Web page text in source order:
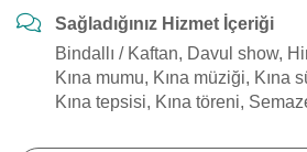
Sağladığınız Hizmet İçeriği
Bindallı / Kaftan, Davul show,
Kına mumu, Kına müziği, Kına
Kına tepsisi, Kına töreni,